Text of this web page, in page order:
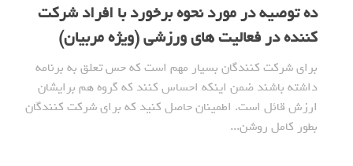
ده توصیه در مورد نحوه برخورد با افراد شرکت
کننده در فعالیت های ورزشی (ویژه مربیان)
برای شرکت کنندگان بسیار مهم است که حس تعلق به برنامه
داشته باشند ضمن اینکه احساس کنند که گروه هم برایشان
ارزش قائل است. اطمینان حاصل کنید که برای شرکت کنندگان
بطور کامل روشن...